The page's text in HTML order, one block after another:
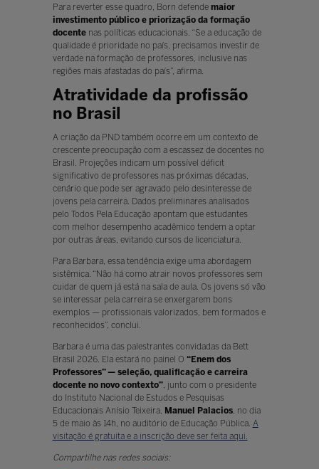
Para reverter esse quadro, Born defende maior
investimento público e priorização da formação
docente nas políticas educacionais. “Se a educação de
qualidade é prioridade no país, precisamos investir de
verdade na formação de professores, inclusive nas
regiões mais afastadas do país”, afirma.
Atratividade da profissão
no Brasil
A criação da PND também ocorre em um contexto de
crescente preocupação com a escassez de docentes no
Brasil. Projeções indicam um possível déficit
significativo de professores nas próximas décadas,
cenário que pode ser agravado pelo desinteresse de
jovens pela carreira. Dados preliminares analisados
pelo Todos Pela Educação apontam que estudantes
com melhor desempenho acadêmico tendem a optar
por outras áreas, evitando cursos de licenciatura.
Para Barbara, essa tendência exige uma abordagem
sistêmica. “Não há como atrair novos professores sem
cuidar de quem já está na sala de aula. Os jovens só vão
se interessar pela carreira se enxergarem bons
exemplos — profissionais valorizados, bem formados e
reconhecidos”, conclui.
Barbara é uma das palestrantes convidadas da Bett
Brasil 2026. Ela estará no painel O “Enem dos
Professores” — seleção, qualificação e carreira
docente no novo contexto”, junto com o presidente
do Instituto Nacional de Estudos e Pesquisas
Educacionais Anísio Teixeira, Manuel Palacios, no dia
5 de maio às 14h, no auditório de Educação Pública. A
visitação é gratuita e a inscrição deve ser feita aqui.
Compartilhe nas redes sociais: